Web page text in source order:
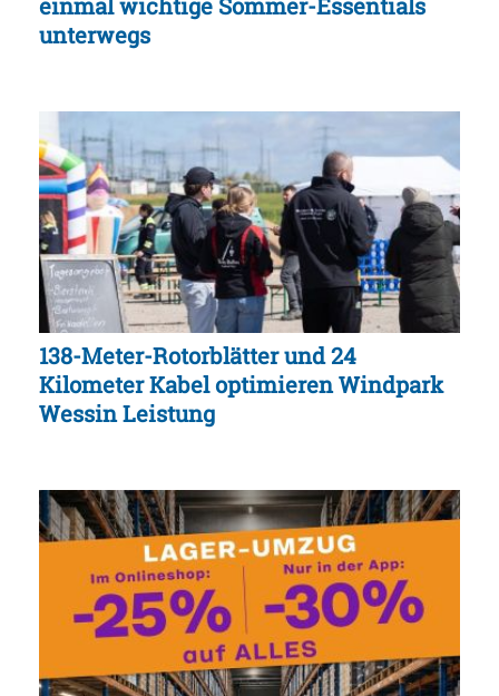
unterwegs
138-Meter-Rotorblätter und 24
Kilometer Kabel optimieren Windpark
Wessin Leistung